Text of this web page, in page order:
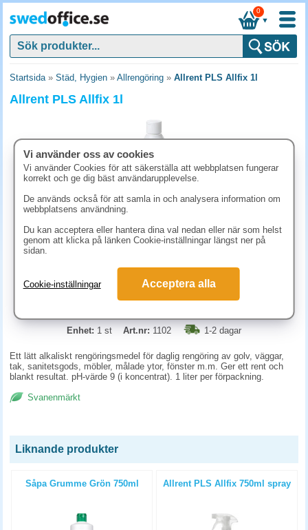
▼
0
Startsida» Städ, Hygien » Allrengöring » Allrent PLS Allfix 1l
Allrent PLS Allfix 1l
73.80 kr
KÖP
Enhet: 1 st Art.nr: 1102 1-2 dagar
Ett lätt alkaliskt rengöringsmedel för daglig rengöring av golv, väggar,
tak, sanitetsgods, möbler, målade ytor, fönster m.m. Ger ett rent och
blankt resultat. pH-värde 9 (i koncentrat). 1 liter per förpackning.
Svanenmärkt
Liknande produkter
Såpa Grumme Grön 750ml Allrent PLS Allfix 750ml spray
Vi använder oss av cookies
Vi använder Cookies för att säkerställa att webbplatsen fungerar
korrekt och ge dig bäst användarupplevelse.
De används också för att samla in och analysera information om
webbplatsens användning.
Du kan acceptera eller hantera dina val nedan eller när som helst
genom att klicka på länken Cookie-inställningar längst ner på
sidan.
Cookie-inställningar Acceptera alla